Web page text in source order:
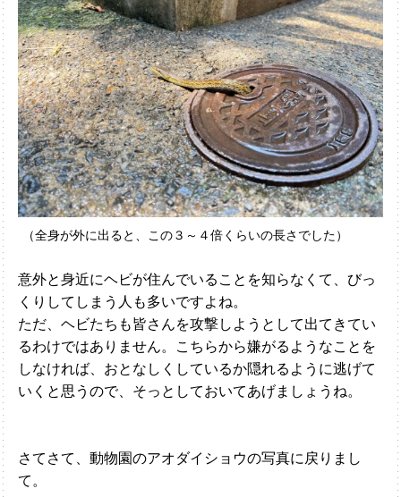
（全身が外に出ると、この３～４倍くらいの長さでした）
意外と身近にヘビが住んでいることを知らなくて、びっ
くりしてしまう人も多いですよね。
ただ、ヘビたちも皆さんを攻撃しようとして出てきてい
るわけではありません。こちらから嫌がるようなことを
しなければ、おとなしくしているか隠れるように逃げて
いくと思うので、そっとしておいてあげましょうね。
さてさて、動物園のアオダイショウの写真に戻りまし
て。